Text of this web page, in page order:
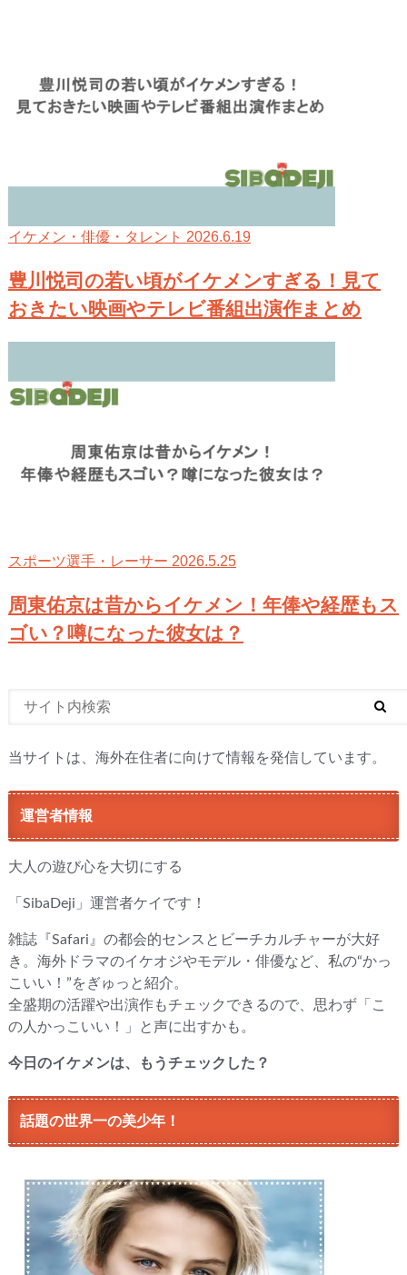
イケメン・俳優・タレント 2026.6.19
豊川悦司の若い頃がイケメンすぎる！見て
おきたい映画やテレビ番組出演作まとめ
スポーツ選手・レーサー 2026.5.25
周東佑京は昔からイケメン！年俸や経歴もス
ゴい？噂になった彼女は？
当サイトは、海外在住者に向けて情報を発信しています。
運営者情報
大人の遊び心を大切にする
「SibaDeji」運営者ケイです！
雑誌『Safari』の都会的センスとビーチカルチャーが大好
き。海外ドラマのイケオジやモデル・俳優など、私の“かっ
こいい！”をぎゅっと紹介。
全盛期の活躍や出演作もチェックできるので、思わず「こ
の人かっこいい！」と声に出すかも。
今日のイケメンは、もうチェックした？
話題の世界一の美少年！